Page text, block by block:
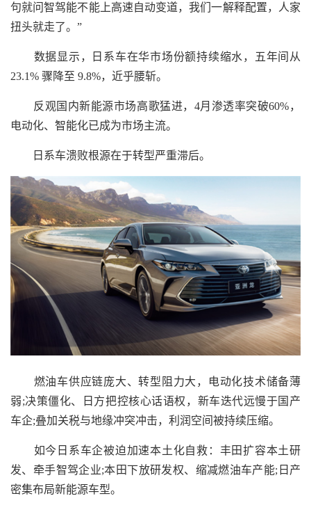
句就问智驾能不能上高速自动变道，我们一解释配置，人家
扭头就走了。”
数据显示，日系车在华市场份额持续缩水，五年间从
23.1% 骤降至 9.8%，近乎腰斩。
反观国内新能源市场高歌猛进，4月渗透率突破60%，
电动化、智能化已成为市场主流。
日系车溃败根源在于转型严重滞后。
燃油车供应链庞大、转型阻力大，电动化技术储备薄
弱;决策僵化、日方把控核心话语权，新车迭代远慢于国产
车企;叠加关税与地缘冲突冲击，利润空间被持续压缩。
如今日系车企被迫加速本土化自救：丰田扩容本土研
发、牵手智驾企业;本田下放研发权、缩减燃油车产能;日产
密集布局新能源车型。